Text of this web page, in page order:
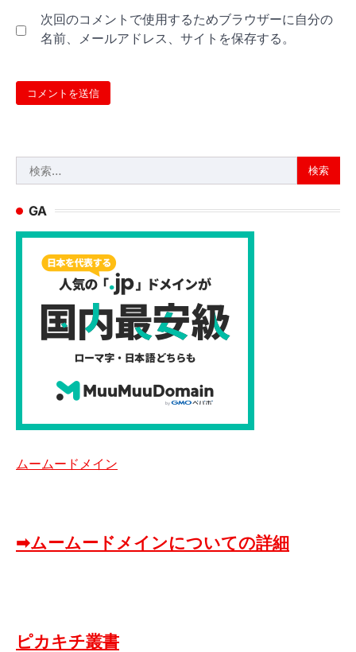
次回のコメントで使用するためブラウザーに自分の
名前、メールアドレス、サイトを保存する。
索:
GA
ムームードメイン
➡ムームードメインについての詳細
ピカキチ叢書